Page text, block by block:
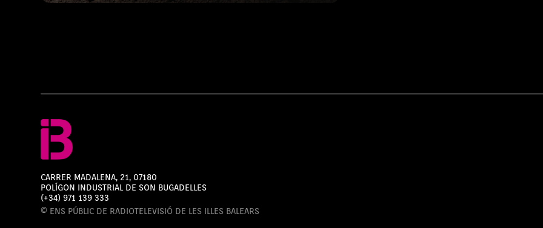
CARRER MADALENA, 21, 07180
POLÍGON INDUSTRIAL DE SON BUGADELLES
(+34) 971 139 333
© ENS PÚBLIC DE RADIOTELEVISIÓ DE LES ILLES BALEARS